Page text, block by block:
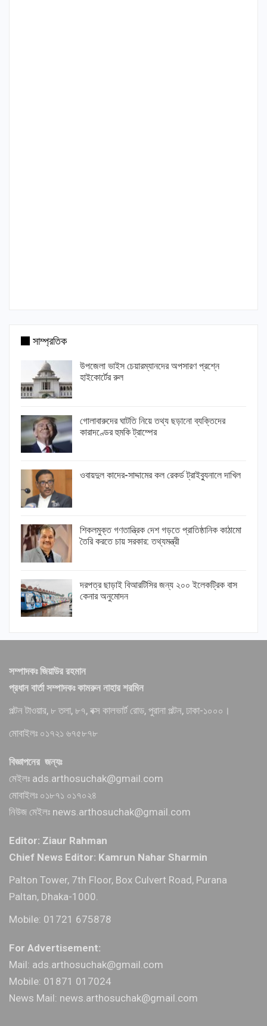
সাম্প্রতিক
উপজেলা ভাইস চেয়ারম্যানদের অপসারণ প্রশ্নে
হাইকোর্টের রুল
গোলাবারুদের ঘাটতি নিয়ে তথ্য ছড়ানো ব্যক্তিদের
কারাদণ্ডের হুমকি ট্রাম্পের
ওবায়দুল কাদের-সাদ্দামের কল রেকর্ড ট্রাইব্যুনালে দাখিল
শিকলমুক্ত গণতান্ত্রিক দেশ গড়তে প্রাতিষ্ঠানিক কাঠামো
তৈরি করতে চায় সরকার: তথ্যমন্ত্রী
দরপত্র ছাড়াই বিআরটিসির জন্য ২০০ ইলেকট্রিক বাস
কেনার অনুমোদন
সম্পাদকঃ জিয়াউর রহমান
প্রধান বার্তা সম্পাদকঃ কামরুন নাহার শরমিন
পল্টন টাওয়ার, ৮ তলা, ৮৭, বক্স কালভার্ট রোড, পুরানা পল্টন, ঢাকা-১০০০।
মোবাইলঃ ০১৭২১ ৬৭৫৮৭৮
বিজ্ঞাপনের জন্যঃ
মেইলঃ ads.arthosuchak@gmail.com
মোবাইলঃ ০১৮৭১ ০১৭০২৪
নিউজ মেইলঃ news.arthosuchak@gmail.com
Editor: Ziaur Rahman
Chief News Editor: Kamrun Nahar Sharmin
Palton Tower, 7th Floor, Box Culvert Road, Purana
Paltan, Dhaka-1000.
Mobile: 01721 675878
For Advertisement:
Mail: ads.arthosuchak@gmail.com
Mobile: 01871 017024
News Mail: news.arthosuchak@gmail.com